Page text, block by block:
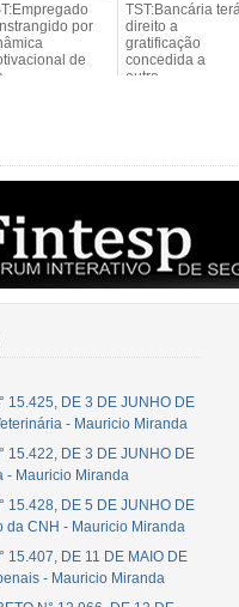
por
de
TST:Bancária
direito a
gratificação
concedida a
outro...
15.425, DE 3 DE JUNHO DE
- Mauricio Miranda
15.422, DE 3 DE JUNHO DE
- Mauricio Miranda
15.428, DE 5 DE JUNHO DE
da CNH - Mauricio Miranda
15.407, DE 11 DE MAIO DE
- Mauricio Miranda